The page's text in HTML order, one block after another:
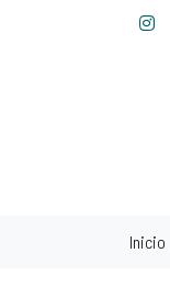
Inicio